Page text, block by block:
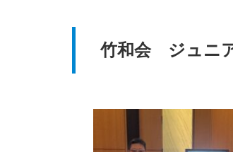
竹和会 ジュニ